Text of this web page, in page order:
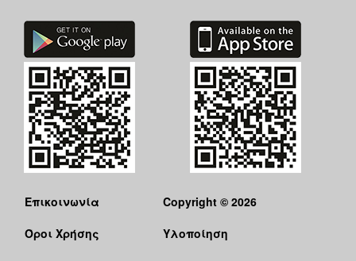
Επικοινωνία
Όροι Χρήσης
Copyright © 2026
Υλοποίηση